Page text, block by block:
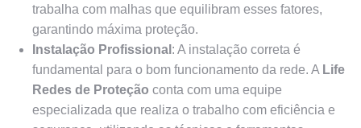
trabalha com malhas que equilibram esses fatores,
garantindo máxima proteção.
Instalação Profissional : A instalação correta é
fundamental para o bom funcionamento da rede. A Life
Redes de Proteção conta com uma equipe
especializada que realiza o trabalho com eficiência e